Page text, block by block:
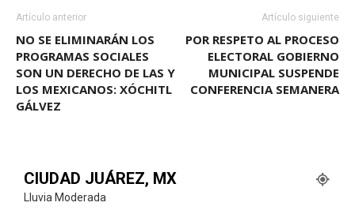
Artículo anterior
NO SE ELIMINARÁN LOS
PROGRAMAS SOCIALES
SON UN DERECHO DE LAS Y
LOS MEXICANOS: XÓCHITL
GÁLVEZ
Artículo siguiente
POR RESPETO AL PROCESO
ELECTORAL GOBIERNO
MUNICIPAL SUSPENDE
CONFERENCIA SEMANERA
CIUDAD JUÁREZ, MX
Lluvia Moderada